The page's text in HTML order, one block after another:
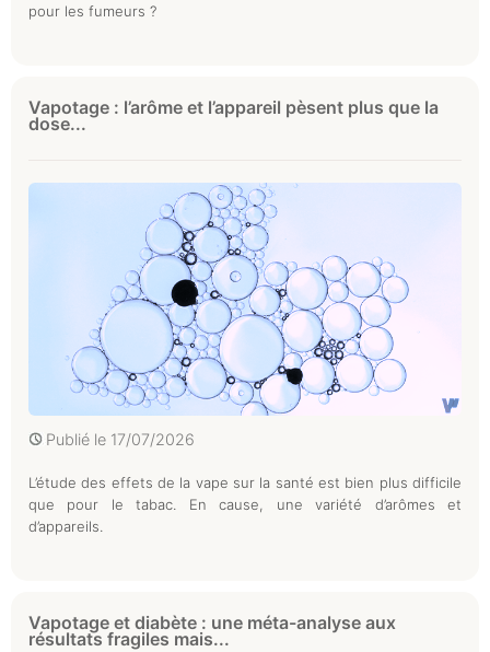
pour les fumeurs ?
Vapotage : l’arôme et l’appareil pèsent plus que la
dose...
Publié le 17/07/2026
L’étude des effets de la vape sur la santé est bien plus difficile
que pour le tabac. En cause, une variété d’arômes et
d’appareils.
Vapotage et diabète : une méta-analyse aux
résultats fragiles mais...